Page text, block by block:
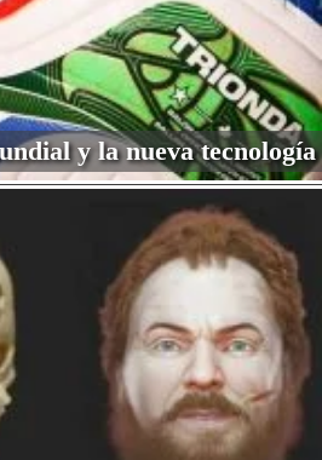
y la nueva tecnología